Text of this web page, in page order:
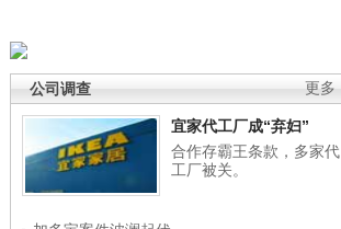
更多
公司调查
宜家代工厂成“弃妇”
合作存霸王条款，多家代
工厂被关。